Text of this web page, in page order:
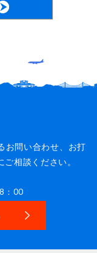
問い合わせ、 お打
相談ください。
：00